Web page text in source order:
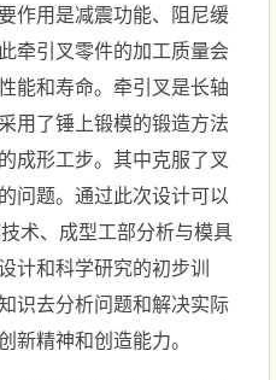
作用是减震功能、阻尼缓
牵引叉零件的加工质量会
能和寿命。牵引叉是长轴
用了锤上锻模的锻造方法
形工步。其中克服了叉
问题。通过此次设计可以
术、成型工部分析与模具
计和科学研究的初步训
识去分析问题和解决实际
新精神和创造能力。